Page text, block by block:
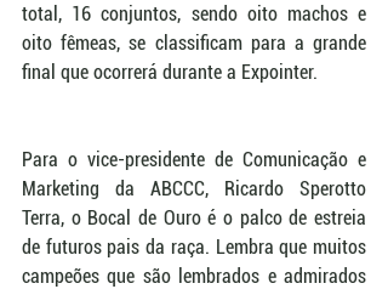
total, 16 conjuntos, sendo oito machos e
oito fêmeas, se classificam para a grande
final que ocorrerá durante a Expointer.
Para o vice-presidente de Comunicação e
Marketing da ABCCC, Ricardo Sperotto
Terra, o Bocal de Ouro é o palco de estreia
de futuros pais da raça. Lembra que muitos
campeões que são lembrados e admirados